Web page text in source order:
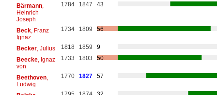
Bärmann,
Heinrich
Joseph
1784 1847 43
Beck, Franz
Ignaz
1734 1809 56
Becker, Julius 1818 1859
9
Beecke, Ignaz
von
1733 1803 50
Beethoven,
Ludwig
1770 1827 57